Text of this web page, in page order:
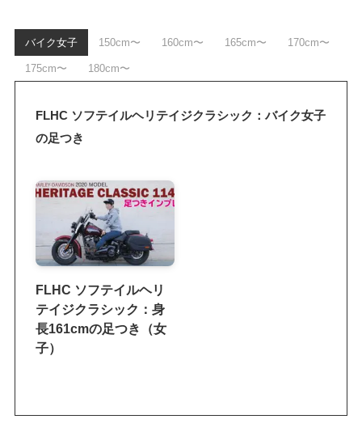
バイク女子 150cm〜 160cm〜 165cm〜 170cm〜
175cm〜 180cm〜
FLHC ソフテイルヘリテイジクラシック：バイク女子
の足つき
FLHC ソフテイルヘリ
テイジクラシック：身
長161cmの足つき（女
子）